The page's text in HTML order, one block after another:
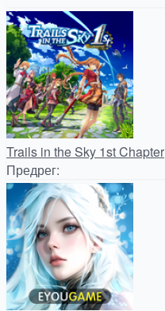
Trails in the Sky 1st Chapter
Предрег: